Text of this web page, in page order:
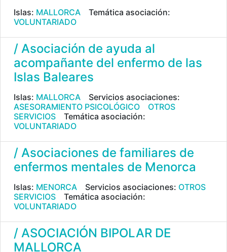
Islas: MALLORCA
Temática asociación:
VOLUNTARIADO
/ Asociación de ayuda al
acompañante del enfermo de las
Islas Baleares
Islas: MALLORCA
Servicios asociaciones:
ASESORAMIENTO PSICOLÓGICO
OTROS
SERVICIOS
Temática asociación:
VOLUNTARIADO
/ Asociaciones de familiares de
enfermos mentales de Menorca
Islas: MENORCA Servicios asociaciones: OTROS
SERVICIOS
Temática asociación:
VOLUNTARIADO
/ ASOCIACIÓN BIPOLAR DE
MALLORCA